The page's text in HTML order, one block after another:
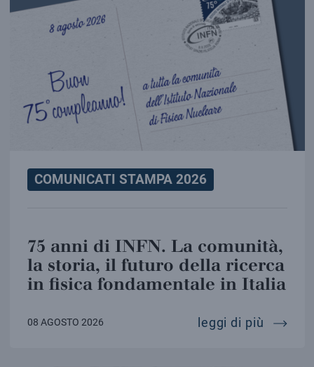
COMUNICATI STAMPA 2026
75 anni di INFN. La comunità,
la storia, il futuro della ricerca
in fisica fondamentale in Italia
08 AGOSTO 2026 leggi di più 75